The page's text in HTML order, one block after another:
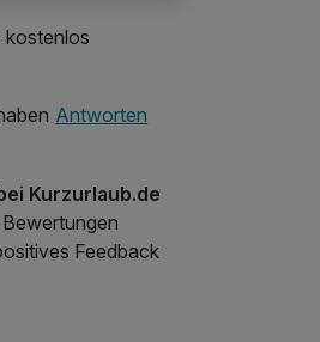
kostenlos
Antworten
Kurzurlaub.de
Feedback